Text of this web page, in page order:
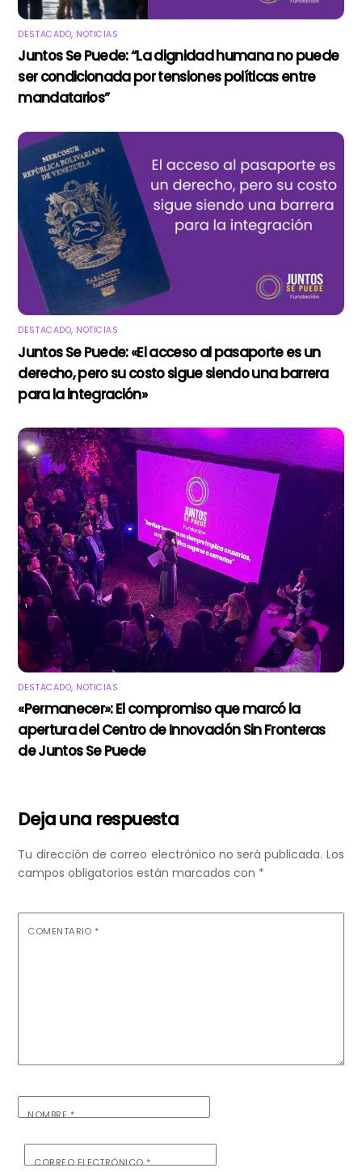
DESTACADO, NOTICIAS
Juntos Se Puede: “La dignidad humana no puede
ser condicionada por tensiones políticas entre
mandatarios”
DESTACADO, NOTICIAS
Juntos Se Puede: «El acceso al pasaporte es un
derecho, pero su costo sigue siendo una barrera
para la integración»
DESTACADO, NOTICIAS
«Permanecer»: El compromiso que marcó la
apertura del Centro de Innovación Sin Fronteras
de Juntos Se Puede
Deja una respuesta
Tu dirección de correo electrónico no será publicada. Los
campos obligatorios están marcados con *
COMENTARIO *
NOMBRE*
CORREO ELECTRÓNICO*